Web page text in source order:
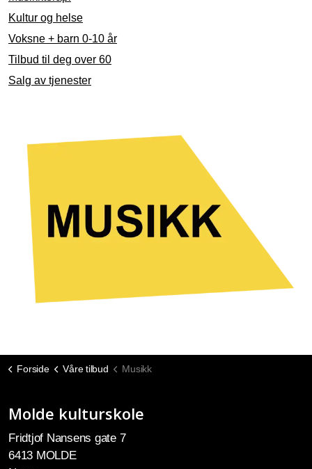
Kultur og helse
Voksne + barn 0-10 år
Tilbud til deg over 60
Salg av tjenester
Forside Våre tilbud Musikk
Molde kulturskole
Fridtjof Nansens gate 7
6413 MOLDE